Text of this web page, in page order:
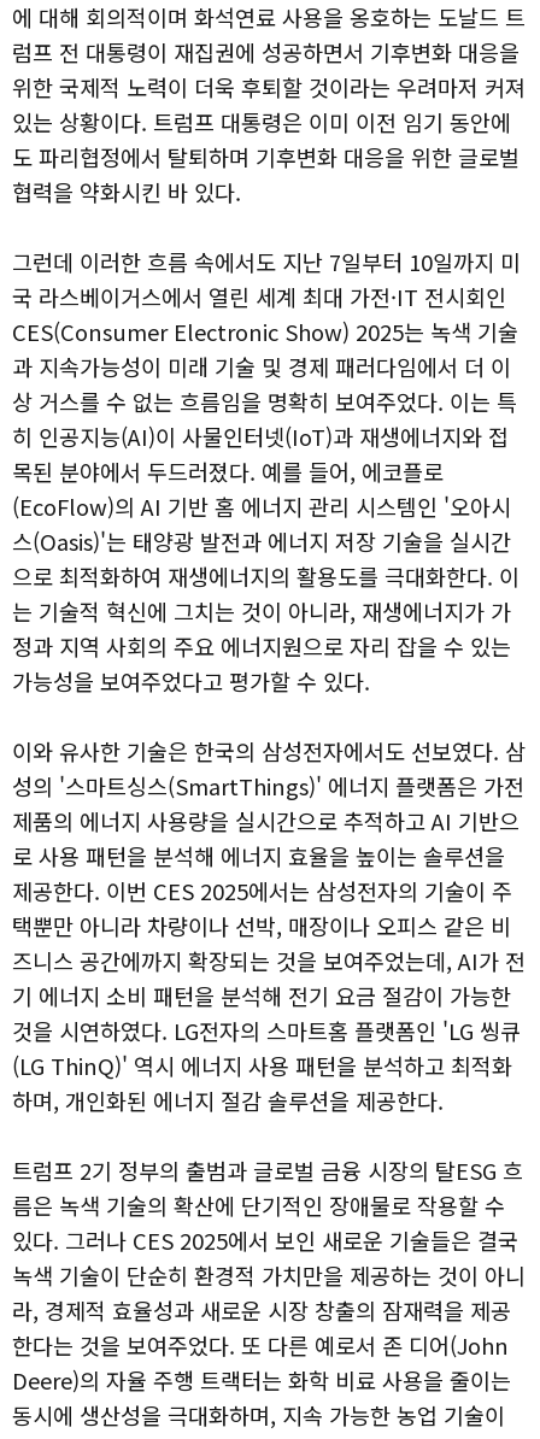
에 대해 회의적이며 화석연료 사용을 옹호하는 도날드 트
럼프 전 대통령이 재집권에 성공하면서 기후변화 대응을
위한 국제적 노력이 더욱 후퇴할 것이라는 우려마저 커져
있는 상황이다. 트럼프 대통령은 이미 이전 임기 동안에
도 파리협정에서 탈퇴하며 기후변화 대응을 위한 글로벌
협력을 약화시킨 바 있다.
그런데 이러한 흐름 속에서도 지난 7일부터 10일까지 미
국 라스베이거스에서 열린 세계 최대 가전·IT 전시회인
CES(Consumer Electronic Show) 2025는 녹색 기술
과 지속가능성이 미래 기술 및 경제 패러다임에서 더 이
상 거스를 수 없는 흐름임을 명확히 보여주었다. 이는 특
히 인공지능(AI)이 사물인터넷(IoT)과 재생에너지와 접
목된 분야에서 두드러졌다. 예를 들어, 에코플로
(EcoFlow)의 AI 기반 홈 에너지 관리 시스템인 '오아시
스(Oasis)'는 태양광 발전과 에너지 저장 기술을 실시간
으로 최적화하여 재생에너지의 활용도를 극대화한다. 이
는 기술적 혁신에 그치는 것이 아니라, 재생에너지가 가
정과 지역 사회의 주요 에너지원으로 자리 잡을 수 있는
가능성을 보여주었다고 평가할 수 있다.
이와 유사한 기술은 한국의 삼성전자에서도 선보였다. 삼
성의 '스마트싱스(SmartThings)' 에너지 플랫폼은 가전
제품의 에너지 사용량을 실시간으로 추적하고 AI 기반으
로 사용 패턴을 분석해 에너지 효율을 높이는 솔루션을
제공한다. 이번 CES 2025에서는 삼성전자의 기술이 주
택뿐만 아니라 차량이나 선박, 매장이나 오피스 같은 비
즈니스 공간에까지 확장되는 것을 보여주었는데, AI가 전
기 에너지 소비 패턴을 분석해 전기 요금 절감이 가능한
것을 시연하였다. LG전자의 스마트홈 플랫폼인 'LG 씽큐
(LG ThinQ)' 역시 에너지 사용 패턴을 분석하고 최적화
하며, 개인화된 에너지 절감 솔루션을 제공한다.
트럼프 2기 정부의 출범과 글로벌 금융 시장의 탈ESG 흐
름은 녹색 기술의 확산에 단기적인 장애물로 작용할 수
있다. 그러나 CES 2025에서 보인 새로운 기술들은 결국
녹색 기술이 단순히 환경적 가치만을 제공하는 것이 아니
라, 경제적 효율성과 새로운 시장 창출의 잠재력을 제공
한다는 것을 보여주었다. 또 다른 예로서 존 디어(John
Deere)의 자율 주행 트랙터는 화학 비료 사용을 줄이는
동시에 생산성을 극대화하며, 지속 가능한 농업 기술이